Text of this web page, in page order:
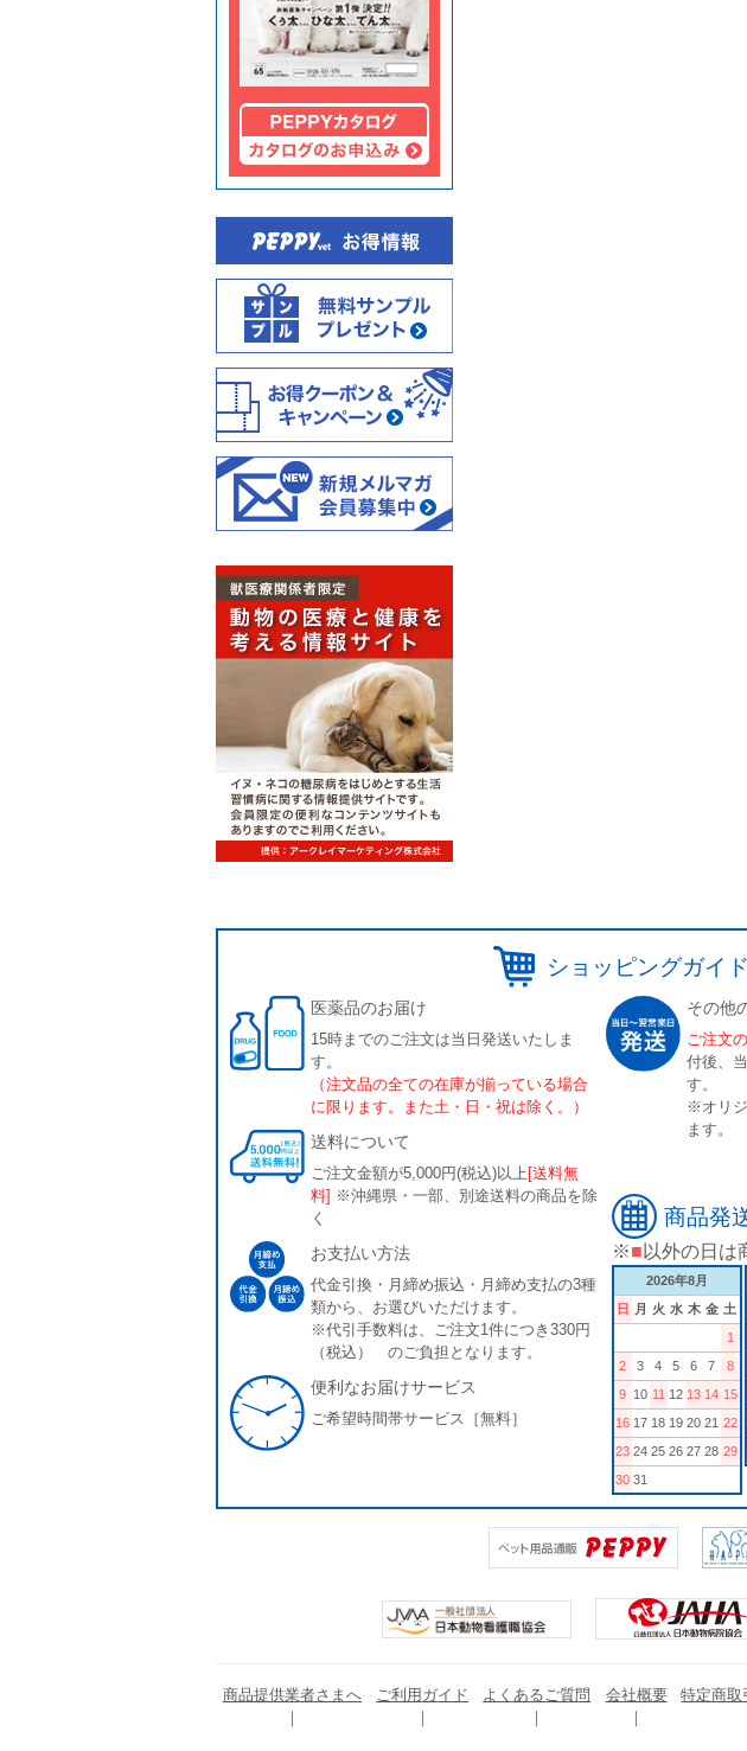
ショッピングガイド
医薬品のお届け
15時までのご注文は当日発送いたしま
す。
（注文品の全ての在庫が揃っている場合
に限ります。また土・日・祝は除く。）
送料について
ご注文金額が5,000円(税込)以上 [送料無
料] ※沖縄県・一部、別途送料の商品を除
く
お支払い方法
代金引換・月締め振込・月締め支払の3種
類から、お選びいただけます。
※代引手数料は、ご注文1件につき330円
（税込） のご負担となります。
便利なお届けサービス
ご希望時間帯サービス［無料］
その他
ご注文
付後、
す。
※オリ
ます。
商品発
※■以外の日は
2026年8月
日 月 火 水 木 金 土
1
2
3 4 5 6 7
8
9 10 11 12 13 14 15
16 17 18 19 20 21 22
23 24 25 26 27 28 29
30 31
商品提供業者さまへ ご利用ガイド よくあるご質問 会社概要 特定商取